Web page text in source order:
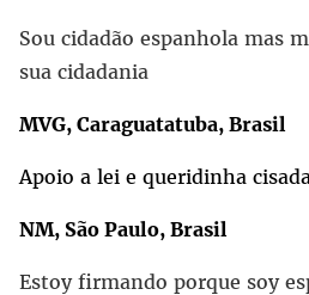
Sou cidadão espanhola mas
sua cidadania
MVG, Caraguatatuba, Brasil
Apoio a lei e queridinha
NM, São Paulo, Brasil
Estoy firmando porque soy